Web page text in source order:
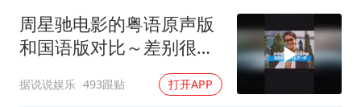
浙江台州《告全体市民书》
浙江一9岁男孩被海浪卷走仍在搜救中
郑丽文：台湾从来没有“独立”过
周星驰电影的粤语原声版
和国语版对比～差别很
大！讲粤语的星爷才是他
自己！
据说说娱乐 493跟贴 打开APP